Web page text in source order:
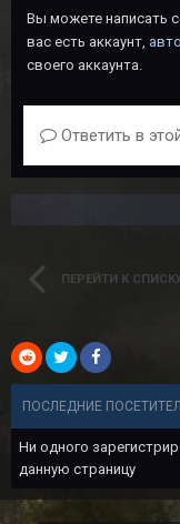
Вы можете написать
вас есть аккаунт,
своего аккаунта.
Ответить в
ПЕРЕЙТИ К
ПОСЛЕДНИЕ
Ни одного
данную страницу